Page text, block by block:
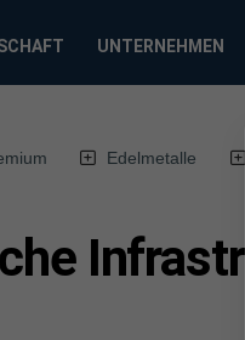
UNTERNEHMEN
Edelmetalle